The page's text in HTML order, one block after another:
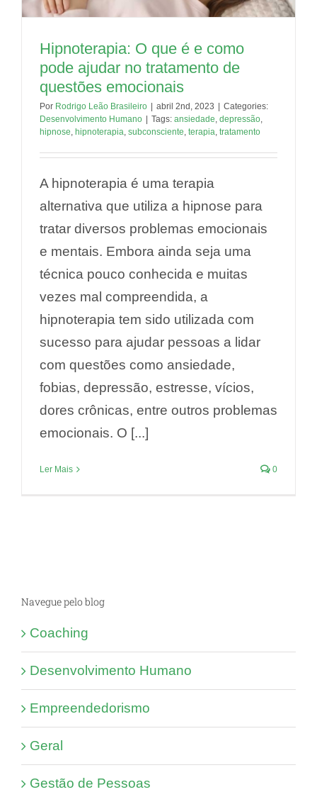
Hipnoterapia: O que é e como
pode ajudar no tratamento de
questões emocionais
Por Rodrigo Leão Brasileiro abril 2nd, 2023
Categories:
Desenvolvimento Humano
Tags: ansiedade, depressão,
hipnose, hipnoterapia, subconsciente, terapia, tratamento
A hipnoterapia é uma terapia
alternativa que utiliza a hipnose para
tratar diversos problemas emocionais
e mentais. Embora ainda seja uma
técnica pouco conhecida e muitas
vezes mal compreendida, a
hipnoterapia tem sido utilizada com
sucesso para ajudar pessoas a lidar
com questões como ansiedade,
fobias, depressão, estresse, vícios,
dores crônicas, entre outros problemas
emocionais. O [...]
Ler Mais 0
Navegue pelo blog
Coaching
Desenvolvimento Humano
Empreendedorismo
Geral
Gestão de Pessoas